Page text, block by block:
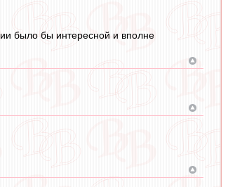
было бы интересной и вполне